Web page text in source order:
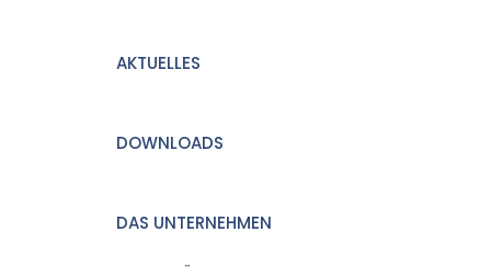
AKTUELLES
DOWNLOADS
DAS UNTERNEHMEN